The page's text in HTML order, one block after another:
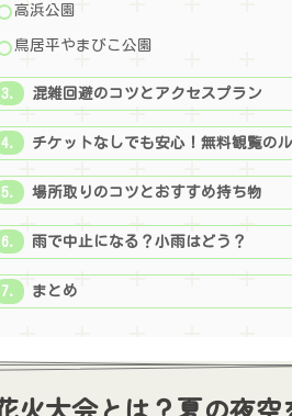
高浜公園
鳥居平やまびこ公園
混雑回避のコツとアクセスプラン
チケットなしでも安心！無料観覧の
場所取りのコツとおすすめ持ち物
雨で中止になる？小雨はどう？
まとめ